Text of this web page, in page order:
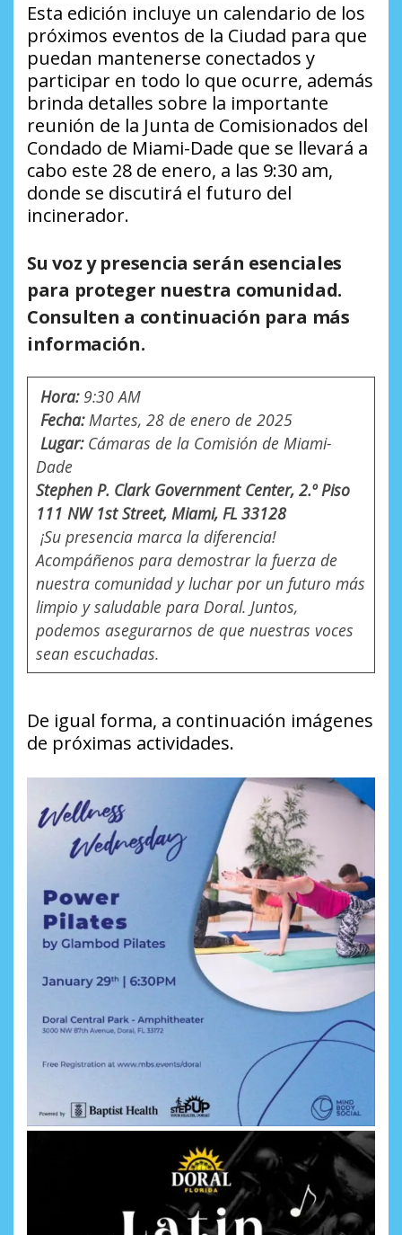
Esta edición incluye un calendario de los
próximos eventos de la Ciudad para que
puedan mantenerse conectados y
participar en todo lo que ocurre, además
brinda detalles sobre la importante
reunión de la Junta de Comisionados del
Condado de Miami-Dade que se llevará a
cabo este 28 de enero, a las 9:30 am,
donde se discutirá el futuro del
incinerador.
Su voz y presencia serán esenciales
para proteger nuestra comunidad.
Consulten a continuación para más
información.
Hora:9:30 AM
Fecha:Martes, 28 de enero de 2025
Lugar:Cámaras de la Comisión de Miami-
Dade
Stephen P. Clark Government Center, 2.º Piso
111 NW 1st Street, Miami, FL 33128
¡Su presencia marca la diferencia!
Acompáñenos para demostrar la fuerza de
nuestra comunidad y luchar por un futuro más
limpio y saludable para Doral. Juntos,
podemos asegurarnos de que nuestras voces
sean escuchadas.
De igual forma, a continuación imágenes
de próximas actividades.